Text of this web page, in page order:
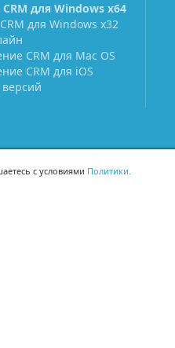
для Windows х64
для Windows х32
CRM для Mac OS
CRM для iOS
с условиями Политики.